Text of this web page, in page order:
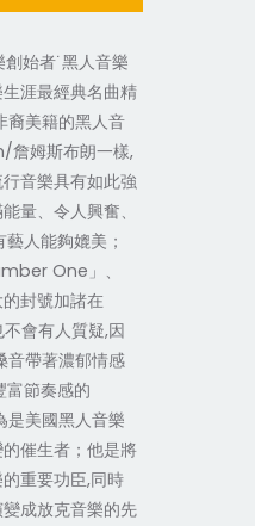
始者˙黑人音樂
涯最經典名曲精
裔美籍的黑人音
姆斯布朗一樣,
音樂具有如此強
量、令人興奮、
人能夠媲美；
One」、
的封號加諸在
會有人質疑,因
音帶著濃郁情感
富節奏感的
美國黑人音樂
催生者；他是將
重要功臣,同時
成放克音樂的先